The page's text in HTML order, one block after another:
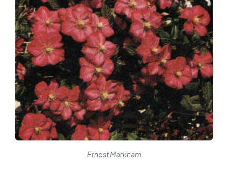
Ernest Markham